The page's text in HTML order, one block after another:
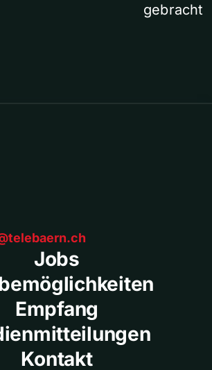
gebracht
Jobs
Empfang
Kontakt